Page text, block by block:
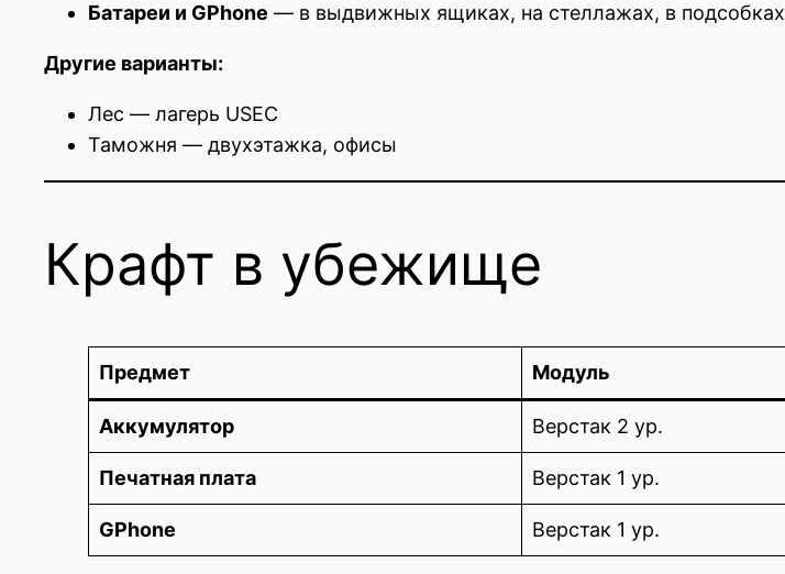
Батареи и GPhone — в выдвижных ящиках, на стеллажах, в подсобках
Другие варианты:
Лес — лагерь USEC
Таможня — двухэтажка, офисы
Крафт в убежище
Предмет Модуль
Аккумулятор Верстак 2 ур.
Печатная плата Верстак 1 ур.
GPhone Верстак 1 ур.